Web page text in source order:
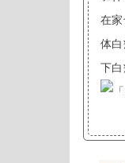
在
体
下白